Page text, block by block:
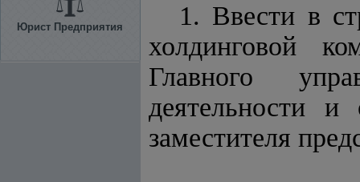
Юрист Предприятия
1. Ввести в
холдинговой
Главного
деятельности
заместителя